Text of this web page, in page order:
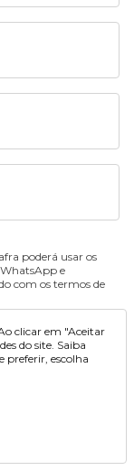
poderá usar os
e
com os termos de
clicar em "Aceitar
do site. Saiba
preferir, escolha